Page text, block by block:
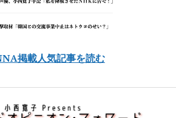
掲載人気記事を読む